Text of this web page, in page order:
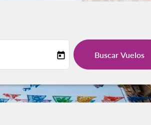
today Buscar Vuelos